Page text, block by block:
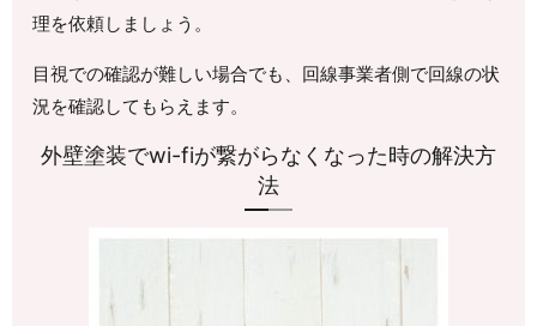
理を依頼しましょう。
目視での確認が難しい場合でも、回線事業者側で回線の状
況を確認してもらえます。
外壁塗装でwi-fiが繋がらなくなった時の解決方
法